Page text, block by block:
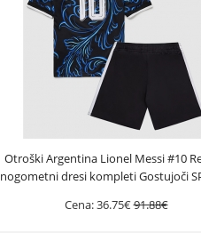
Otroški Argentina Lionel Messi #10
nogometni dresi kompleti Gostujoči
Cena:36.75€91.88€